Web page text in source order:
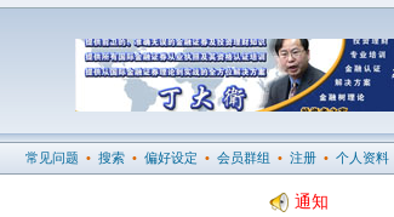
常见问题 • 搜索 • 偏好设定 • 会员群组 • 注册 • 个人资料
通知